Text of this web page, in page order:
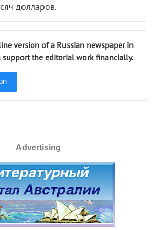
долларов.
version of a Russian newspaper in
support the editorial work financially.
Advertising